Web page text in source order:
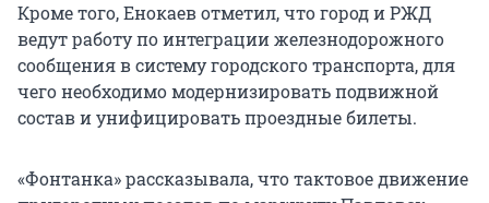
Кроме того, Енокаев отметил, что город и РЖД
ведут работу по интеграции железнодорожного
сообщения в систему городского транспорта, для
чего необходимо модернизировать подвижной
состав и унифицировать проездные билеты.
«Фонтанка» рассказывала, что тактовое движение